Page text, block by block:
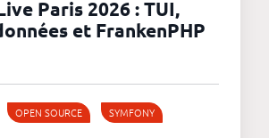
Paris 2026 : TUI,
et FrankenPHP
OPEN SOURCE SYMFONY